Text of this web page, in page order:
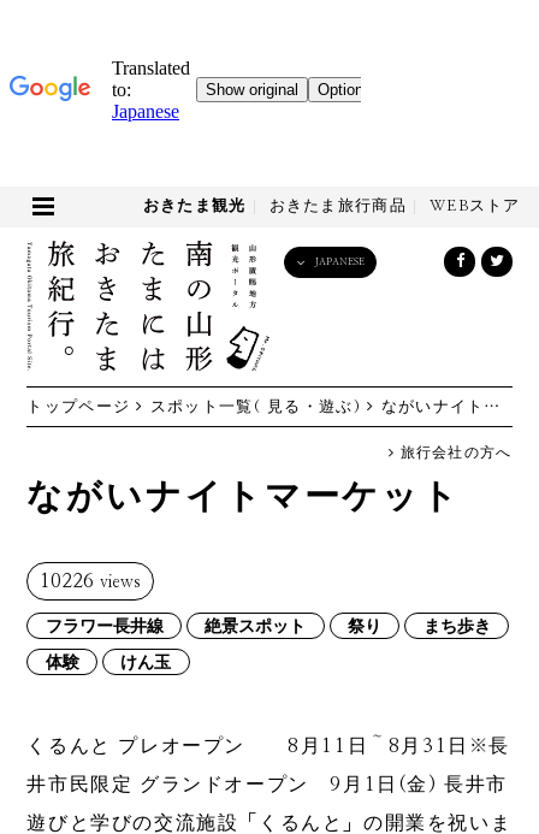
おきたま観光 おきたま旅行商品 WEBストア
JAPANESE
繁體中文
トップページ スポット一覧( 見る・遊ぶ) ながいナイトマーケット
旅行会社の方へ
ながいナイトマーケット
10226 views
フラワー長井線 絶景スポット 祭り
まち歩き
体験
けん玉
くるんと プレオープン 8月11日～8月31日※長
井市民限定 グランドオープン 9月1日(金) 長井市
遊びと学びの交流施設「くるんと」の開業を祝いま